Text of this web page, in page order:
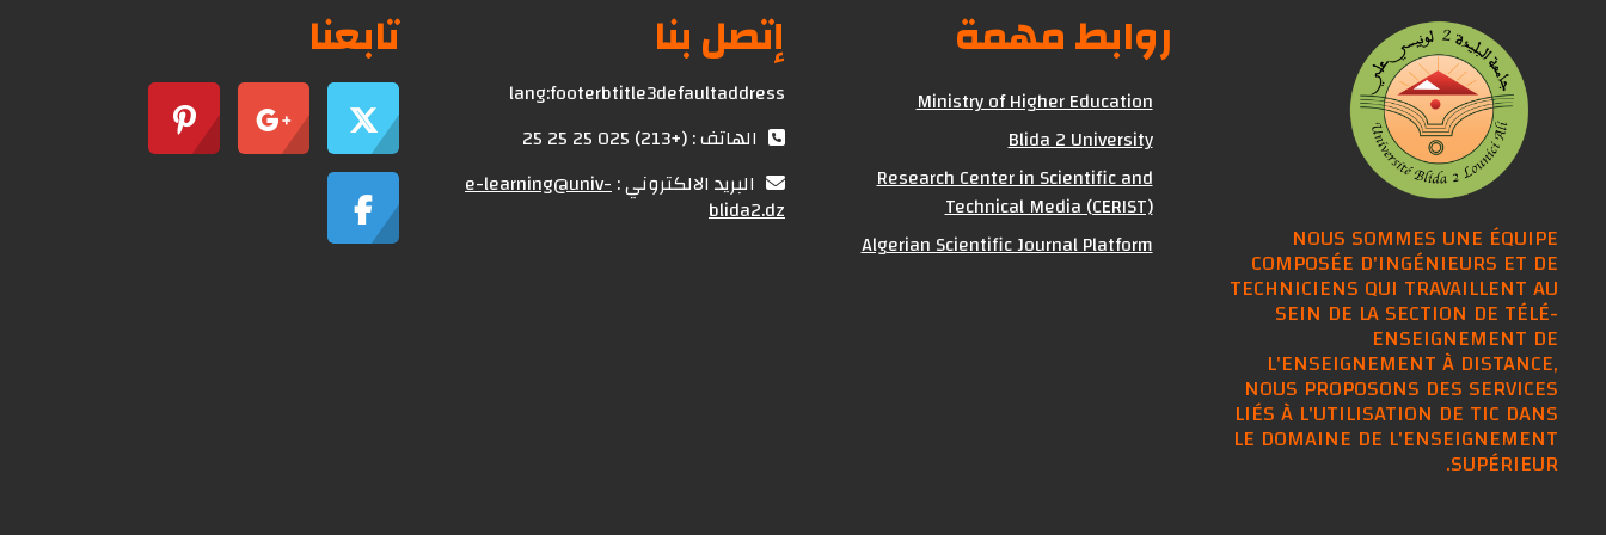
NOUS SOMMES UNE ÉQUIPE
COMPOSÉE D'INGÉNIEURS ET DE
TECHNICIENS QUI TRAVAILLENT AU
SEIN DE LA SECTION DE TÉLÉ-
ENSEIGNEMENT DE
L'ENSEIGNEMENT À DISTANCE,
NOUS PROPOSONS DES SERVICES
LIÉS À L'UTILISATION DE TIC DANS
LE DOMAINE DE L'ENSEIGNEMENT
SUPÉRIEUR.
روابط مهمة
Ministry of Higher Education
Blida 2 University
Research Center in Scientific and
Technical Media (CERIST)
Algerian Scientific Journal Platform
إتصل بنا
lang:footerbtitle3defaultaddress
الهاتف : (+213) 025 25 25 25
البريد الالكتروني :e-learning@univ-
blida2.dz
تابعنا